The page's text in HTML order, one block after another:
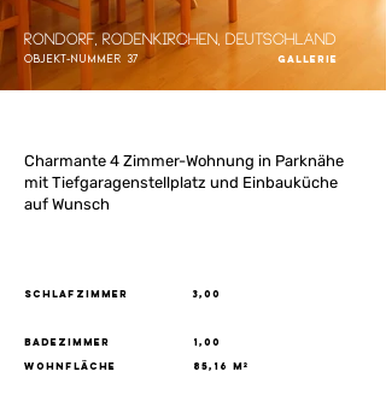
37
Objekt-Nummer
Rondorf, Rodenkirchen, Deutschland
Charmante 4 Zimmer-Wohnung in Parknähe
mit Tiefgaragenstellplatz und Einbauküche
auf Wunsch
Gallerie
Schlafzimmer 3,00
Badezimmer
1,00
Wohnfläche
85,16 m²